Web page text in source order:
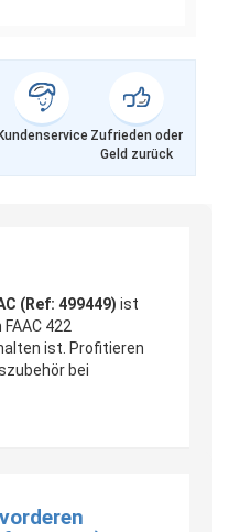
Zufrieden oder
Geld zurück
(Ref: 499449) ist
422
ist. Profitieren
bei